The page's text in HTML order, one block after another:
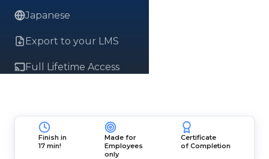
Japanese
Export to your LMS
Full Lifetime Access
Finish in
17 min!
Made for
Employees
only
Certificate
of Completion